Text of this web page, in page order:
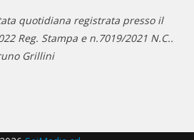
quotidiana registrata presso il
Reg. Stampa e n.7019/2021 N.C..
Grillini